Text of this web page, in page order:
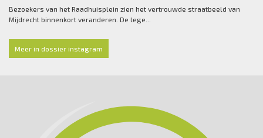
Bezoekers van het Raadhuisplein zien het vertrouwde straatbeeld van
Mijdrecht binnenkort veranderen. De lege...
Meer in dossier instagram